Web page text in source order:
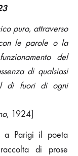
puro, attraverso
le parole o la
del
di qualsiasi
di fuori di ogni
, 1924]
a Parigi il poeta
di prose